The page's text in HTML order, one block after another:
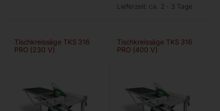
Lieferzeit: ca. 2 - 3 Tage
Tischkreissäge TKS 316
PRO (230 V)
Tischkreissäge TKS 316
PRO (400 V)